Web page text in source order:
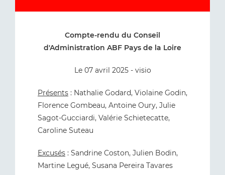
Compte-rendu du Conseil
d'Administration ABF Pays de la Loire
Le 07 avril 2025 - visio
Présents : Nathalie Godard, Violaine Godin,
Florence Gombeau, Antoine Oury, Julie
Sagot-Gucciardi, Valérie Schietecatte,
Caroline Suteau
Excusés : Sandrine Coston, Julien Bodin,
Martine Legué, Susana Pereira Tavares